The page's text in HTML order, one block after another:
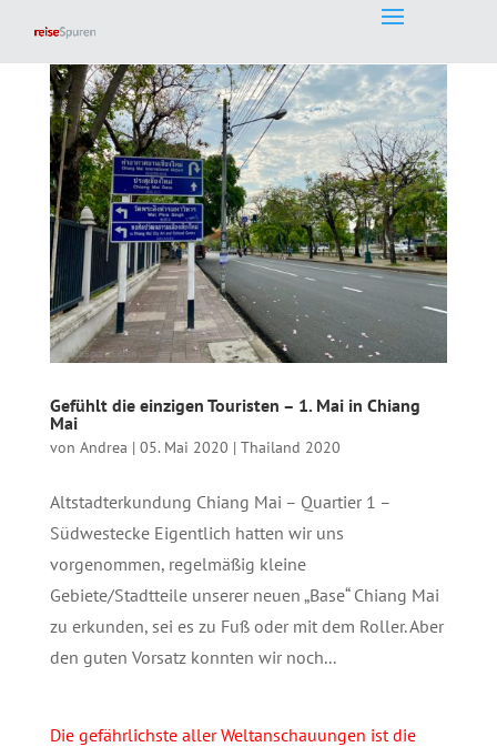
Gefühlt die einzigen Touristen – 1. Mai in Chiang
Mai
von Andrea | 05. Mai 2020 | Thailand 2020
Altstadterkundung Chiang Mai – Quartier 1 –
Südwestecke Eigentlich hatten wir uns
vorgenommen, regelmäßig kleine
Gebiete/Stadtteile unserer neuen „Base“ Chiang Mai
zu erkunden, sei es zu Fuß oder mit dem Roller. Aber
den guten Vorsatz konnten wir noch...
Die gefährlichste aller Weltanschauungen ist die